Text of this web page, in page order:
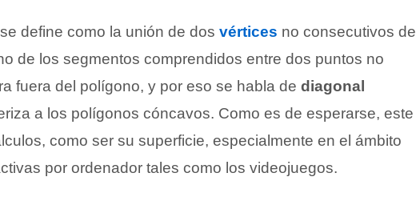
define como la unión de dos vértices no consecutivos de
de los segmentos comprendidos entre dos puntos no
fuera del polígono, y por eso se habla de diagonal
a los polígonos cóncavos. Como es de esperarse, este
como ser su superficie, especialmente en el ámbito
por ordenador tales como los videojuegos.